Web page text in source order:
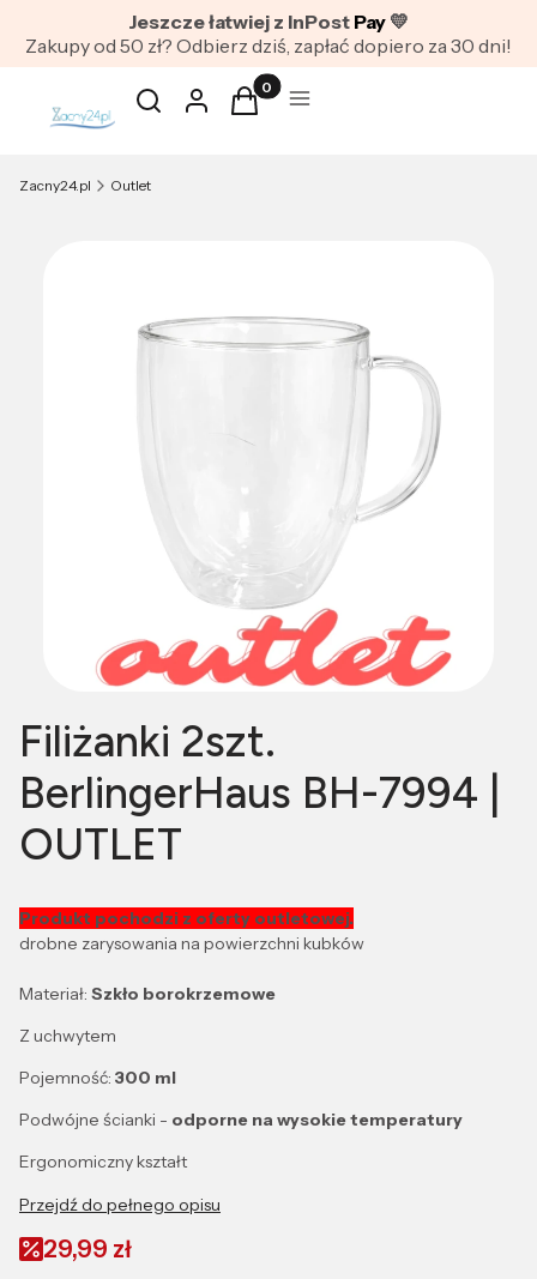
Jeszcze łatwiej z InPost Pay 💛
Zakupy od 50 zł? Odbierz dziś, zapłać dopiero za 30 dni!
Otwórz wyszukiwarkę
Szukaj Zaloguj sięProdukty w koszyku: 0. Zobacz
KoszykMenu
Zacny24.pl Outlet
Filiżanki 2szt.
BerlingerHaus BH-7994 |
OUTLET
Produkt pochodzi z oferty outletowej.
drobne zarysowania na powierzchni kubków
Materiał: Szkło borokrzemowe
Z uchwytem
Pojemność: 300 ml
Podwójne ścianki - odporne na wysokie temperatury
Ergonomiczny kształt
Przejdź do pełnego opisu
29,99 zł